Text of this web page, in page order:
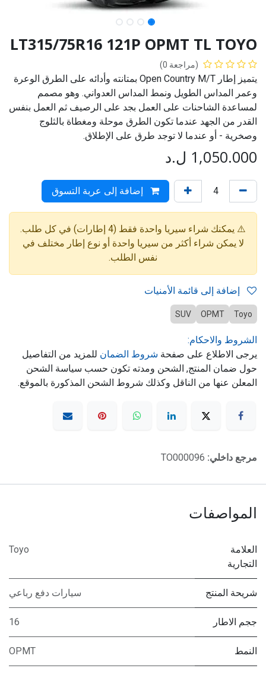
LT315/75R16 121P OPMT TL TOYO
(مراجعة 0)
يتميز إطار Open Country M/T بمتانته وأدائه على الطرق الوعرة
وعمر المداس الطويل ونمط المداس العدواني. وهو مصمم
لمساعدة الشاحنات على العمل بجد على الرصيف ثم العمل بنفس
القدر من الجهد عندما تكون الطرق موحلة ومغطاة بالثلوج
وصخرية - أو عندما لا توجد طرق على الإطلاق.
1,050.000 ل.د
إضافة إلى عربة التسوق
⚠️ يمكنك شراء سيريا واحدة فقط (4 إطارات) في كل طلب.
لا يمكن شراء أكثر من سيريا واحدة أو نوع إطار مختلف في
نفس الطلب.
Toyo
OPMT
SUV
الشروط والاحكام:
يرجى الاطلاع على صفحة شروط الضمان للمزيد من التفاصيل
حول ضمان المنتج, الشحن ومدته تكون حسب سياسة الشحن
المعلن عنها من الناقل وكذلك شروط الشحن المذكورة بالموقع.
مرجع داخلي: TO000096
المواصفات
العلامة
التجارية
Toyo
شريحة المنتج سيارات دفع رباعي
ججم الاطار 16
النمط OPMT